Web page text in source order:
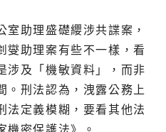
助理盛礎纓涉共諜案，
燮助理案有些不一樣，看
涉及「機敏資料」，而非
。刑法認為，洩露公務上
法定義模糊，要看其他法
機密保護法》。